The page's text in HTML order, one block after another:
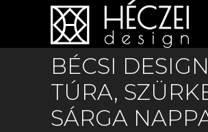
BÉCSI
TÚRA,
SÁRGA